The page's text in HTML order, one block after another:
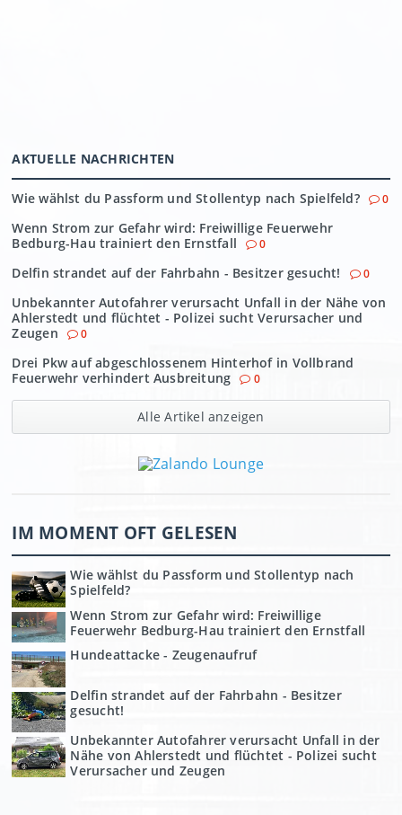
AKTUELLE NACHRICHTEN
Wie wählst du Passform und Stollentyp nach Spielfeld? 0
Wenn Strom zur Gefahr wird: Freiwillige Feuerwehr
Bedburg-Hau trainiert den Ernstfall
0
Delfin strandet auf der Fahrbahn - Besitzer gesucht! 0
Unbekannter Autofahrer verursacht Unfall in der Nähe von
Ahlerstedt und flüchtet - Polizei sucht Verursacher und
Zeugen
0
Drei Pkw auf abgeschlossenem Hinterhof in Vollbrand
Feuerwehr verhindert Ausbreitung
0
Alle Artikel anzeigen
IM MOMENT OFT GELESEN
Wie wählst du Passform und Stollentyp nach
Spielfeld?
Wenn Strom zur Gefahr wird: Freiwillige
Feuerwehr Bedburg-Hau trainiert den Ernstfall
Hundeattacke - Zeugenaufruf
Delfin strandet auf der Fahrbahn - Besitzer
gesucht!
Unbekannter Autofahrer verursacht Unfall in der
Nähe von Ahlerstedt und flüchtet - Polizei sucht
Verursacher und Zeugen